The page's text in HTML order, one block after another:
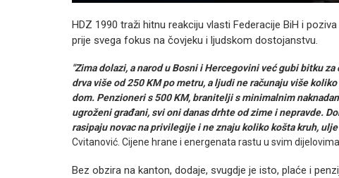
HDZ 1990 traži hitnu reakciju vlasti Federacije BiH i
prije svega fokus na čovjeku i ljudskom dostojanstvu.
"Zima dolazi, a narod u Bosni i Hercegovini već gubi bitku
drva više od 250 KM po metru, a ljudi ne računaju više
dom. Penzioneri s 500 KM, branitelji s minimalnim
ugroženi građani, svi oni danas drhte od zime i nepravde.
rasipaju novac na privilegije i ne znaju koliko košta kruh,
Cvitanović. Cijene hrane i energenata rastu u svim dijelovima
Bez obzira na kanton, dodaje, svugdje je isto, plaće i